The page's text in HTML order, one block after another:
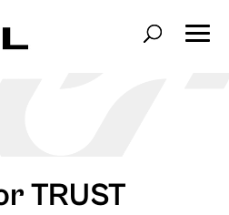
TRUST